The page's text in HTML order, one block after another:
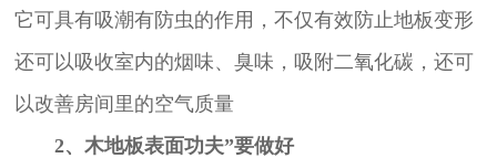
它可具有吸潮有防虫的作用，不仅有效防止地板变形
还可以吸收室内的烟味、臭味，吸附二氧化碳，还可
以改善房间里的空气质量
2、木地板表面功夫”要做好